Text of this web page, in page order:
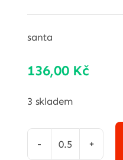
santa
136,00 Kč
3 skladem
Bavlna